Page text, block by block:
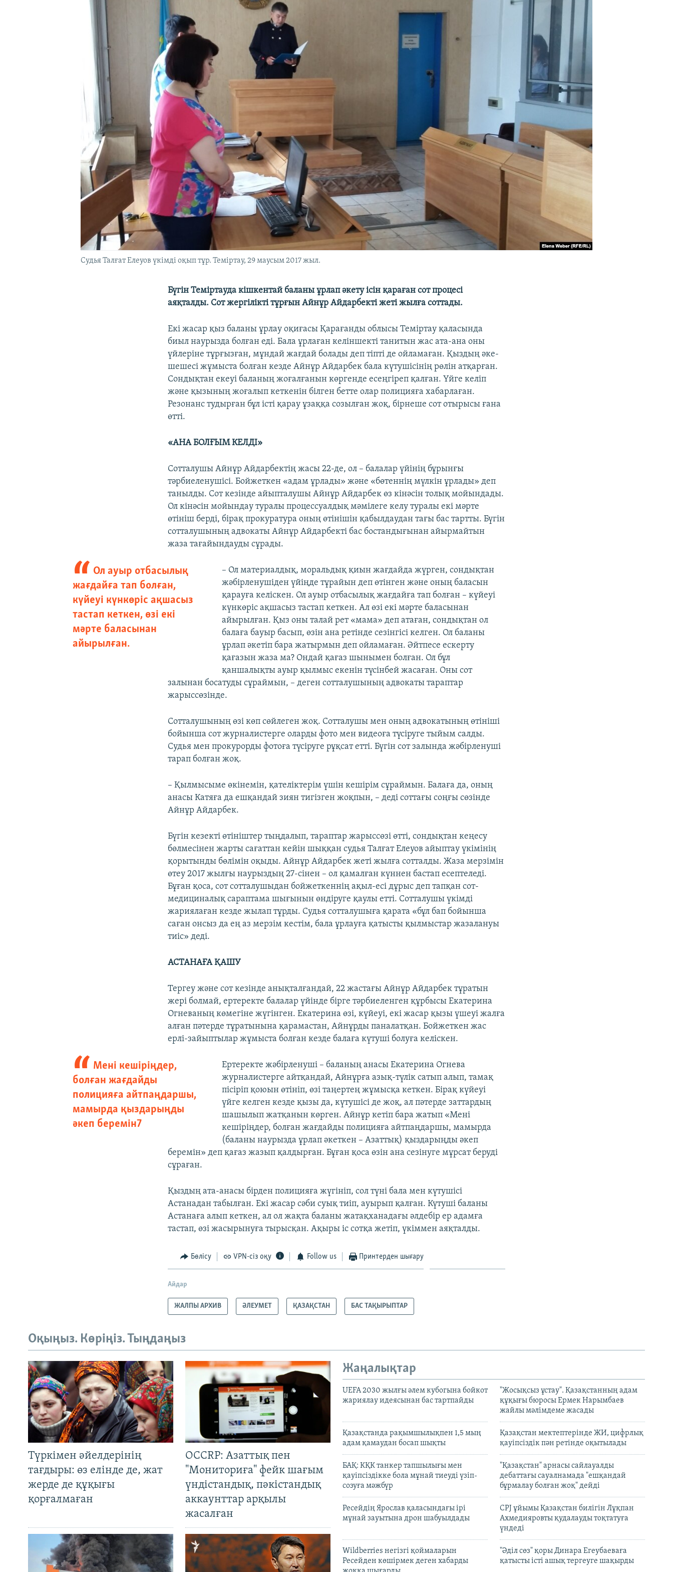
Судья Талғат Елеуов үкімді оқып тұр. Теміртау, 29 маусым 2017 жыл.
Бүгін Теміртауда кішкентай баланы ұрлап әкету ісін қараған сот процесі
аяқталды. Сот жергілікті тұрғын Айнұр Айдарбекті жеті жылға соттады.
Екі жасар қыз баланы ұрлау оқиғасы Қарағанды облысы Теміртау қаласында
биыл наурызда болған еді. Бала ұрлаған келіншекті танитын жас ата-ана оны
үйлеріне тұрғызған, мұндай жағдай болады деп тіпті де ойламаған. Қыздың әке-
шешесі жұмыста болған кезде Айнұр Айдарбек бала күтушісінің рөлін атқарған.
Сондықтан екеуі баланың жоғалғанын көргенде есеңгіреп қалған. Үйге келіп
және қызының жоғалып кеткенін білген бетте олар полицияға хабарлаған.
Резонанс тудырған бұл істі қарау ұзаққа созылған жоқ, бірнеше сот отырысы ғана
өтті.
«АНА БОЛҒЫМ КЕЛДІ»
Сотталушы Айнұр Айдарбектің жасы 22-де, ол – балалар үйінің бұрынғы
тәрбиеленушісі. Бойжеткен «адам ұрлады» және «бөтеннің мүлкін ұрлады» деп
танылды. Сот кезінде айыпталушы Айнұр Айдарбек өз кінәсін толық мойындады.
Ол кінәсін мойындау туралы процессуалдық мәмілеге келу туралы екі мәрте
өтініш берді, бірақ прокуратура оның өтінішін қабылдаудан тағы бас тартты. Бүгін
сотталушының адвокаты Айнұр Айдарбекті бас бостандығынан айырмайтын
жаза тағайындауды сұрады.
Ол ауыр отбасылық
жағдайға тап болған,
күйеуі күнкөріс ақшасыз
тастап кеткен, өзі екі
мәрте баласынан
айырылған.
– Ол материалдық, моральдық қиын жағдайда жүрген, сондықтан
жәбірленушіден үйіңде тұрайын деп өтінген және оның баласын
қарауға келіскен. Ол ауыр отбасылық жағдайға тап болған – күйеуі
күнкөріс ақшасыз тастап кеткен. Ал өзі екі мәрте баласынан
айырылған. Қыз оны талай рет «мама» деп атаған, сондықтан ол
балаға бауыр басып, өзін ана ретінде сезінгісі келген. Ол баланы
ұрлап әкетіп бара жатырмын деп ойламаған. Әйтпесе ескерту
қағазын жаза ма? Ондай қағаз шынымен болған. Ол бұл
қаншалықты ауыр қылмыс екенін түсінбей жасаған. Оны сот
залынан босатуды сұраймын, – деген сотталушының адвокаты тараптар
жарыссөзінде.
Сотталушының өзі көп сөйлеген жоқ. Сотталушы мен оның адвокатының өтініші
бойынша сот журналистерге оларды фото мен видеоға түсіруге тыйым салды.
Судья мен прокурорды фотоға түсіруге рұқсат етті. Бүгін сот залында жәбірленуші
тарап болған жоқ.
– Қылмысыме өкінемін, қателіктерім үшін кешірім сұраймын. Балаға да, оның
анасы Катяға да ешқандай зиян тигізген жоқпын, – деді соттағы соңғы сөзінде
Айнұр Айдарбек.
Бүгін кезекті өтініштер тыңдалып, тараптар жарыссөзі өтті, сондықтан кеңесу
бөлмесінен жарты сағаттан кейін шыққан судья Талғат Елеуов айыптау үкімінің
қорытынды бөлімін оқыды. Айнұр Айдарбек жеті жылға сотталды. Жаза мерзімін
өтеу 2017 жылғы наурыздың 27-сінен – ол қамалған күннен бастап есептеледі.
Бұған қоса, сот сотталушыдан бойжеткеннің ақыл-есі дұрыс деп тапқан сот-
медициналық сараптама шығынын өндіруге қаулы етті. Сотталушы үкімді
жариялаған кезде жылап тұрды. Судья сотталушыға қарата «бұл бап бойынша
саған онсыз да ең аз мерзім кестім, бала ұрлауға қатысты қылмыстар жазалануы
тиіс» деді.
АСТАНАҒА ҚАШУ
Тергеу және сот кезінде анықталғандай, 22 жастағы Айнұр Айдарбек тұратын
жері болмай, ертеректе балалар үйінде бірге тәрбиеленген құрбысы Екатерина
Огневаның көмегіне жүгінген. Екатерина өзі, күйеуі, екі жасар қызы үшеуі жалға
алған пәтерде тұратынына қарамастан, Айнұрды паналатқан. Бойжеткен жас
ерлі-зайыптылар жұмыста болған кезде балаға күтуші болуға келіскен.
Мені кешіріңдер,
болған жағдайды
полицияға айтпаңдаршы,
мамырда қыздарыңды
әкеп беремін7
Ертеректе жәбірленуші – баланың анасы Екатерина Огнева
журналистерге айтқандай, Айнұрға азық-түлік сатып алып, тамақ
пісіріп қоюын өтініп, өзі таңертең жұмысқа кеткен. Бірақ күйеуі
үйге келген кезде қызы да, күтушісі де жоқ, ал пәтерде заттардың
шашылып жатқанын көрген. Айнұр кетіп бара жатып «Мені
кешіріңдер, болған жағдайды полицияға айтпаңдаршы, мамырда
(баланы наурызда ұрлап әкеткен – Азаттық) қыздарыңды әкеп
беремін» деп қағаз жазып қалдырған. Бұған қоса өзін ана сезінуге мұрсат беруді
сұраған.
Қыздың ата-анасы бірден полицияға жүгініп, сол түні бала мен күтушісі
Астанадан табылған. Екі жасар сәби суық тиіп, ауырып қалған. Күтуші баланы
Астанаға алып кеткен, ал ол жақта баланы жатақханадағы әлдебір ер адамға
тастап, өзі жасырынуға тырысқан. Ақыры іс сотқа жетіп, үкіммен аяқталды.
Бөлісу VPN-сіз оқу Follow us Принтерден шығару
Айдар
ЖАЛПЫ АРХИВ ӘЛЕУМЕТ ҚАЗАҚСТАН БАС ТАҚЫРЫПТАР
Оқыңыз. Көріңіз. Тыңдаңыз
Түркімен әйелдерінің
тағдыры: өз елінде де, жат
жерде де құқығы
қорғалмаған
OCCRP: Азаттық пен
"Мониториға" фейк шағым
үндістандық, пәкістандық
аккаунттар арқылы
жасалған
Жаңалықтар
UEFA 2030 жылғы әлем кубогына бойкот
жариялау идеясынан бас тартпайды
"Жосықсыз ұстау". Қазақстанның адам
құқығы бюросы Ермек Нарымбаев
жайлы мәлімдеме жасады
Қазақстанда рақымшылықпен 1,5 мың
адам қамаудан босап шықты
Қазақстан мектептерінде ЖИ, цифрлық
қауіпсіздік пән ретінде оқытылады
БАҚ: КҚК танкер тапшылығы мен
қауіпсіздікке бола мұнай тиеуді үзіп-
созуға мәжбүр
"Қазақстан" арнасы сайлауалды
дебаттағы сауалнамада "ешқандай
бұрмалау болған жоқ" дейді
Ресейдің Ярослав қаласындағы ірі
мұнай зауытына дрон шабуылдады
CPJ ұйымы Қазақстан билігін Лұқпан
Ахмедияровты қудалауды тоқтатуға
үндеді
Wildberries негізгі қоймаларын
Ресейден көшірмек деген хабарды
"Әділ сөз" қоры Динара Егеубаеваға
қатысты істі ашық тергеуге шақырды